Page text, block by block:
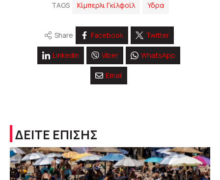
TAGS Κίμπερλι Γκίλφοϊλ Υδρα
Share Facebook Twitter
Linkedin Viber WhatsApp
Email
ΔΕΙΤΕ ΕΠΙΣΗΣ